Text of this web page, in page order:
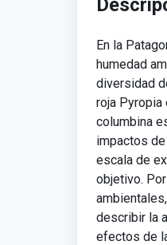
En la
humedad
diversidad
roja Pyropia
columbina
impactos
escala de
objetivo.
describir la
efectos de